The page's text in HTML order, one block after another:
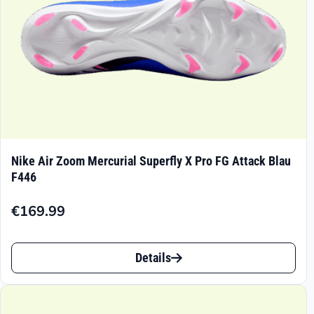
Produktseite
gewählt
werden
Nike Air Zoom Mercurial Superfly X Pro FG Attack Blau
F446
€169.99
Dieses
Produkt
Details